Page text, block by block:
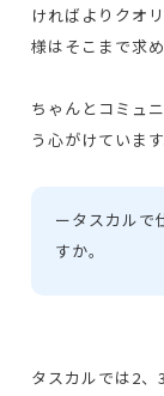
ければよりクオ
様はそこまで求
ちゃんとコミュ
う心がけています
ータスカルで
すか。
タスカルでは2